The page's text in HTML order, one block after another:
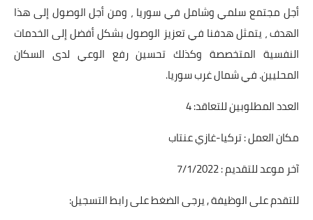
أجل مجتمع سلمي وشامل في سوريا ، ومن أجل الوصول إلى هذا
الهدف ، يتمثل هدفنا في تعزيز الوصول بشكل أفضل إلى الخدمات
النفسية المتخصصة وكذلك تحسين رفع الوعي لدى السكان
المحليين. في شمال غرب سوريا.
العدد المطلوبين للتعاقد: 4
مكان العمل : تركيا-غازي عنتاب
آخر موعد للتقديم : 7/1/2022
للتقدم على الوظيفة , يرجى الضغط على رابط التسجيل: